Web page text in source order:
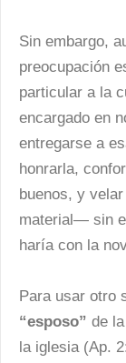
Sin embargo,
preocupación
particular a la
encargado en
entregarse a
honrarla,
buenos, y
material— sin
haría con la
Para usar otro
“esposo” de
la iglesia (Ap.